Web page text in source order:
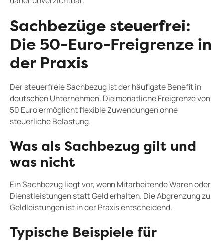
Sachbezüge steuerfrei:
Die 50-Euro-Freigrenze in
der Praxis
Der steuerfreie Sachbezug ist der häufigste Benefit in
deutschen Unternehmen. Die monatliche Freigrenze von
50 Euro ermöglicht flexible Zuwendungen ohne
steuerliche Belastung.
Was als Sachbezug gilt und
was nicht
Ein Sachbezug liegt vor, wenn Mitarbeitende Waren oder
Dienstleistungen statt Geld erhalten. Die Abgrenzung zu
Geldleistungen ist in der Praxis entscheidend.
Typische Beispiele für